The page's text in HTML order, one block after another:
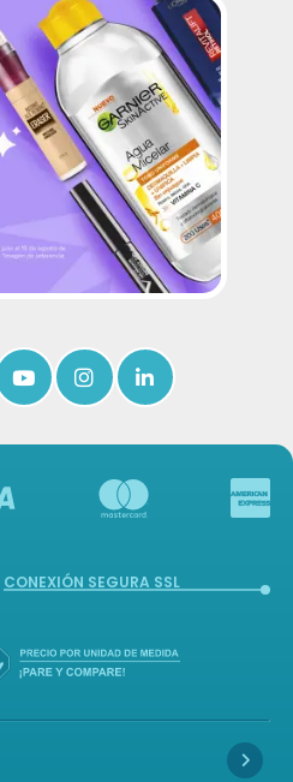
f
of x-twitter
Icon of youtube
Icon of instagram
Icon of
CONEXIÓN SEGURA SSL
Icon